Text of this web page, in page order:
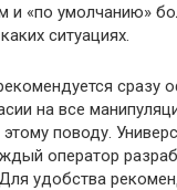
и «по умолчанию»
ситуациях.
сразу
на все
поводу.
оператор
удобства